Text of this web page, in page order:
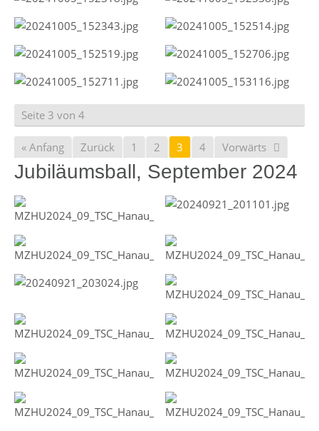
Seite 3 von 4
« Anfang Zurück 1 2 3 4 Vorwärts
Jubiläumsball, September 2024